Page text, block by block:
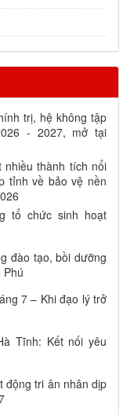
trị, hệ không tập
- 2027, mở tại
nhiều thành tích nổi
tỉnh về bảo vệ nền
tổ chức sinh hoạt
đào tạo, bồi dưỡng
7 – Khi đạo lý trở
Tĩnh: Kết nối yêu
động tri ân nhân dịp